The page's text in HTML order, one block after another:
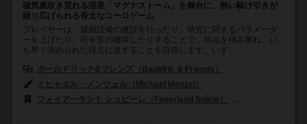
磁気嵐吹き荒れる惑星「マグナストーム」を舞台に、熱い駆け引きが
繰り広げられる骨太なユーロゲーム
プレイヤーは、採掘設備の建設を行ったり、研究に関するパラメータ
ーを上げたり、司令官の獲得したりすることで、得点を積み重ね、い
ち早く決められた得点に達することを目指します。いず...
ボールドリック&フレンズ（Bauldric & Friends）
ミヒャエル・メンツェル（Michael Menzel）
フォイアーラント シュピーレ（Feuerland Spiele）